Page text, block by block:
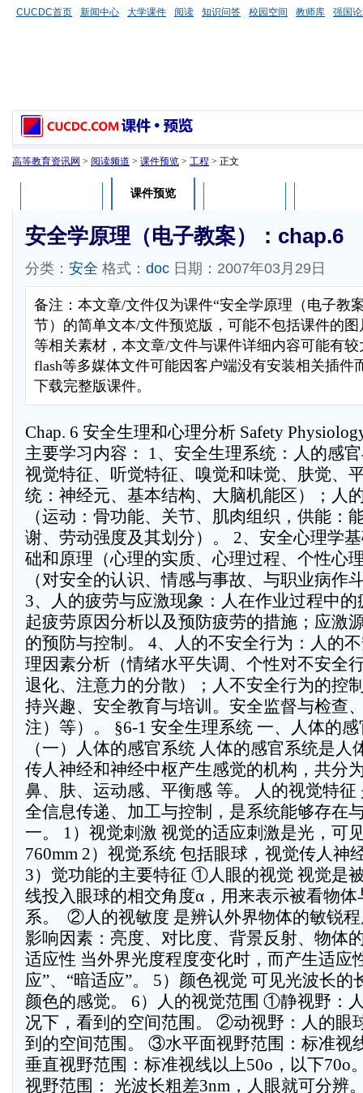
CUCDC首页 新闻中心 大学课件 阅读 知识问答 校园空间 教师库 强国
高等教育资讯网 > 阅读频道 > 课件预览 > 工程 > 正文
课件预览
安全学原理（电子教案）：chap.6
分类： 安全 格式： doc 日期：2007年03月29日
备注：本文章/文件仅为课件“安全学原理（电子教
节）的简单文本/文件预览版，可能不包括课件的
等相关素材，本文章/文件与课件详细内容可能有
flash等多媒体文件可能因客户端没有安装相关插件
下载完整版课件。
Chap. 6 安全生理和心理分析 Safety
主要学习内容： 1、安全生理系统：人的感
视觉特征、听觉特征、嗅觉和味觉、肤觉、
统：神经元、基本结构、大脑机能区）；人
（运动：骨功能、关节、肌肉组织，供能：
谢、劳动强度及其划分）。 2、安全心理学
础和原理（心理的实质、心理过程、个性心
（对安全的认识、情感与事故、与职业病作
3、人的疲劳与应激现象：人在作业过程中
起疲劳原因分析以及预防疲劳的措施；应激
的预防与控制。 4、人的不安全行为：人的
理因素分析（情绪水平失调、个性对不安全
退化、注意力的分散）；人不安全行为的控
持兴趣、安全教育与培训。安全监督与检查
注）等）。 §6-1 安全生理系统 一、人体的
（一）人体的感官系统 人体的感官系统是人
传人神经和神经中枢产生感觉的机构，共分
鼻、肤、运动感、平衡感 等。 人的视觉特
全信息传递、加工与控制，是系统能够存在
一。 1）视觉刺激 视觉的适应刺激是光，可
760mm 2）视觉系统 包括眼球，视觉传人神
3）觉功能的主要特征 ①人眼的视觉 视觉是
线投入眼球的相交角度α，用来表示被看物
系。  ②人的视敏度 是辨认外界物体的敏锐
影响因素：亮度、对比度、背景反射、物体
适应性 当外界光度程度变化时，而产生适应
应”、“暗适应”。 5）颜色视觉 可见光波长的
颜色的感觉。 6）人的视觉范围 ①静视野：
况下，看到的空间范围。 ②动视野：人的眼
到的空间范围。 ③水平面视野范围：标准视
垂直视野范围：标准视线以上50o，以下
视野范围： 光波长粗差3nm，人眼就可分辨